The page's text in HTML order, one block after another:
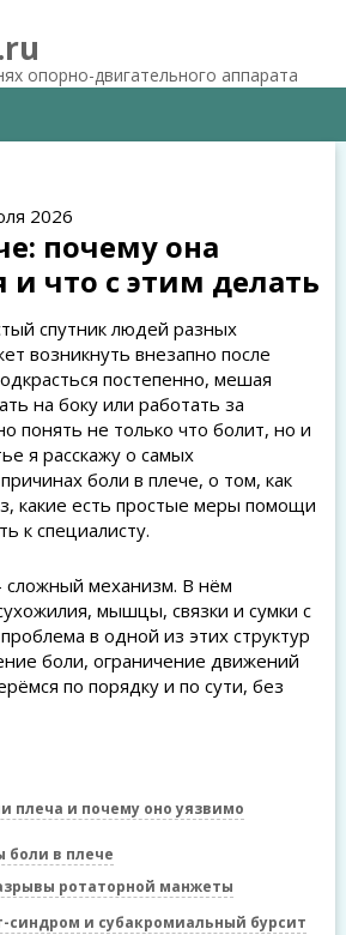
опорно-двигательного аппарата
2026
почему она
и что с этим делать
спутник людей разных
возникнуть внезапно после
постепенно, мешая
на боку или работать за
понять не только что болит, но и
я расскажу о самых
боли в плече, о том, как
какие есть простые меры помощи
к специалисту.
сложный механизм. В нём
мышцы, связки и сумки с
в одной из этих структур
боли, ограничение движений
по порядку и по сути, без
плеча и почему оно уязвимо
боли в плече
ротаторной манжеты
и субакромиальный бурсит